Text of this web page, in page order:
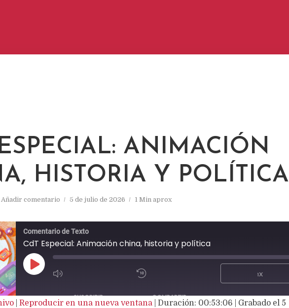
ANIMACIÓN
HISTORIA Y POLÍTICA
Añadir comentario 5 de julio de 2026 1 Min aprox
Comentario de Texto
CdT Especial: Animación china, historia y política
REPRODUCIR
EPISODIO
1X
SUSCRIBIR COMPARTIR
Reproducir en una nueva ventana Duración: 00:53:06
Grabado el 5